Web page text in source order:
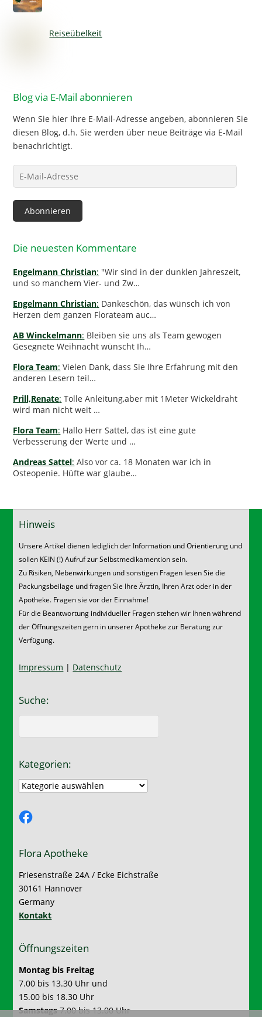
Reiseübelkeit
Blog via E-Mail abonnieren
Wenn Sie hier Ihre E-Mail-Adresse angeben, abonnieren Sie
diesen Blog, d.h. Sie werden über neue Beiträge via E-Mail
benachrichtigt.
E-
Mail-
Adresse
Abonnieren
Die neuesten Kommentare
Engelmann Christian: "Wir sind in der dunklen Jahreszeit,
und so manchem Vier- und Zw…
Engelmann Christian: Dankeschön, das wünsch ich von
Herzen dem ganzen Florateam auc…
AB Winckelmann: Bleiben sie uns als Team gewogen
Gesegnete Weihnacht wünscht Ih…
Flora Team: Vielen Dank, dass Sie Ihre Erfahrung mit den
anderen Lesern teil…
Prill,Renate: Tolle Anleitung,aber mit 1Meter Wickeldraht
wird man nicht weit …
Flora Team: Hallo Herr Sattel, das ist eine gute
Verbesserung der Werte und …
Andreas Sattel: Also vor ca. 18 Monaten war ich in
Osteopenie. Hüfte war glaube…
Hinweis
Unsere Artikel dienen lediglich der Information und Orientierung und
sollen KEIN (!) Aufruf zur Selbstmedikamention sein.
Zu Risiken, Nebenwirkungen und sonstigen Fragen lesen Sie die
Packungsbeilage und fragen Sie Ihre Ärztin, Ihren Arzt oder in der
Apotheke. Fragen sie vor der Einnahme!
Für die Beantwortung individueller Fragen stehen wir Ihnen während
der Öffnungszeiten gern in unserer Apotheke zur Beratung zur
Verfügung.
Impressum | Datenschutz
Suche:
Kategorien:
Kategorien:
Facebook
Flora Apotheke
Friesenstraße 24A / Ecke Eichstraße
30161 Hannover
Germany
Kontakt
Öffnungszeiten
Montag bis Freitag
7.00 bis 13.30 Uhr und
15.00 bis 18.30 Uhr
Samstags7.00 bis 13.00 Uhr